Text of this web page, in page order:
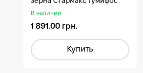
В наличии
1 891.00 грн.
Купить